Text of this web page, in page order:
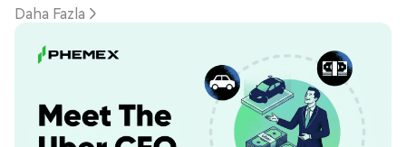
Daha Fazla